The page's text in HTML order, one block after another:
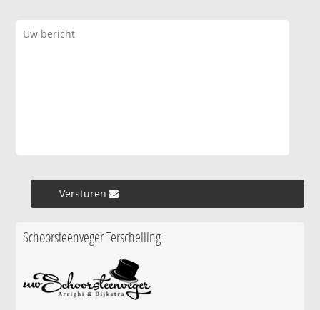
Versturen »
Schoorsteenveger Terschelling